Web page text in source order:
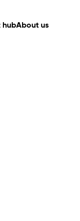
hubAbout us